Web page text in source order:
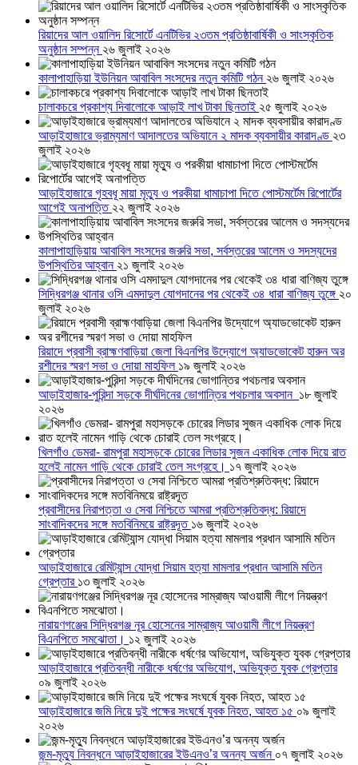
রিয়াদের আল ওয়ালিদ রিসোর্টে এনটিভির ২৩তম প্রতিষ্ঠাবার্ষিকী ও সাংস্কৃতিক
অনুষ্ঠান সম্পন্ন ২৬ জুলাই ২০২৬
কালাপাহাড়িয়া ইউনিয়ন আবাবিল সংসদের নতুন কমিটি গঠন ২৬ জুলাই ২০২৬
চালাকচরে প্রকাশ্য দিবালোকে আড়াই লাখ টাকা ছিনতাই ২৫ জুলাই ২০২৬
আড়াইহাজারে ভ্রাম্যমাণ আদালতের অভিযানে ২ মাদক ব্যবসায়ীর কারাদণ্ড ২৩
জুলাই ২০২৬
আড়াইহাজারে গৃহবধূ মায়া মৃত্যু ও পরকীয়া ধামাচাপা দিতে পোস্টমর্টেম রিপোর্টের
আগেই অনাপত্তি ২২ জুলাই ২০২৬
কালাপাহাড়িয়ায় আবাবিল সংসদের জরুরি সভা, সর্বস্তরের আলেম ও সদস্যদের
উপস্থিতির আহ্বান ২১ জুলাই ২০২৬
সিদ্ধিরগঞ্জ থানার ওসি এমদাদুল যোগদানের পর থেকেই ৩৪ ধারা বাণিজ্য তুঙ্গে ২০
জুলাই ২০২৬
রিয়াদে প্রবাসী ব্রাহ্মণবাড়িয়া জেলা বিএনপির উদ্যোগে অ্যাডভোকেট হারুন অর
রশীদের স্মরণ সভা ও দোয়া মাহফিল ১৯ জুলাই ২০২৬
আড়াইহাজার-পুরিন্দা সড়কে দীর্ঘদিনের ভোগান্তির পথচলার অবসান ১৮ জুলাই
২০২৬
খিলগাঁও ডেমরা- রামপুরা মহাসড়কে চোরের লিডার সুজন একাধিক লোক দিয়ে রাত
হলেই নামেন গাড়ি থেকে চোরাই তেল সংগ্রহে। ১৭ জুলাই ২০২৬
প্রবাসীদের নিরাপত্তা ও সেবা নিশ্চিতে আমরা প্রতিশ্রুতিবদ্ধ: রিয়াদে
সাংবাদিকদের সঙ্গে মতবিনিময়ে রাষ্ট্রদূত ১৬ জুলাই ২০২৬
আড়াইহাজারে রেমিট্যান্স যোদ্ধা সিয়াম হত্যা মামলার প্রধান আসামি মতিন
গ্রেপ্তার ১৩ জুলাই ২০২৬
নারায়ণগঞ্জের সিদ্ধিরগঞ্জ নূর হোসেনের সাম্রাজ্য আওয়ামী লীগে নিয়ন্ত্রণ
বিএনপিতে সমঝোতা। ১২ জুলাই ২০২৬
আড়াইহাজারে প্রতিবন্ধী নারীকে ধর্ষণের অভিযোগ, অভিযুক্ত যুবক গ্রেপ্তার
০৯ জুলাই ২০২৬
আড়াইহাজারে জমি নিয়ে দুই পক্ষের সংঘর্ষে যুবক নিহত, আহত ১৫ ০৯ জুলাই
২০২৬
জন্ম-মৃত্যু নিবন্ধনে আড়াইহাজারের ইউএনও’র অনন্য অর্জন ০৭ জুলাই ২০২৬